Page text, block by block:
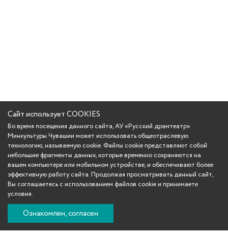
Сайт использует COOKIES
Во время посещения данного сайта, АУ «Русский драмтеатр»
Минкультуры Чувашии может использовать общеотраслевую
технологию, называемую cookie. Файлы cookie представляют собой
небольшие фрагменты данных, которые временно сохраняются на
вашем компьютере или мобильном устройстве, и обеспечивают более
эффективную работу сайта. Продолжая просматривать данный сайт,
Вы соглашаетесь с использованием файлов cookie и принимаете
условия.
Ознакомлен, согласен